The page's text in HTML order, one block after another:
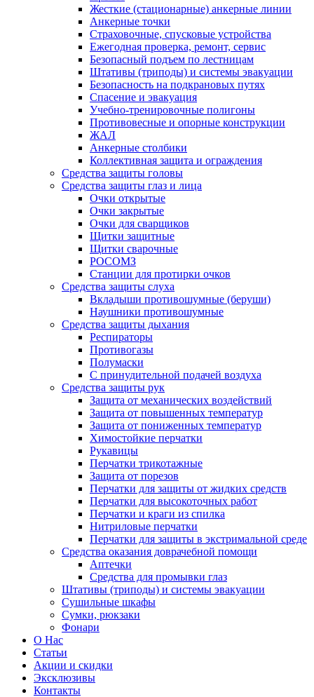
Жесткие (стационарные) анкерные линии
Анкерные точки
Страховочные, спусковые устройства
Ежегодная проверка, ремонт, сервис
Безопасный подъем по лестницам
Штативы (триподы) и системы эвакуации
Безопасность на подкрановых путях
Спасение и эвакуация
Учебно-тренировочные полигоны
Противовесные и опорные конструкции
ЖАЛ
Анкерные столбики
Коллективная защита и ограждения
Средства защиты головы
Средства защиты глаз и лица
Очки открытые
Очки закрытые
Очки для сварщиков
Щитки защитные
Щитки сварочные
РОСОМЗ
Станции для протирки очков
Средства защиты слуха
Вкладыши противошумные (беруши)
Наушники противошумные
Средства защиты дыхания
Респираторы
Противогазы
Полумаски
С принудительной подачей воздуха
Средства защиты рук
Защита от механических воздействий
Защита от повышенных температур
Защита от пониженных температур
Химостойкие перчатки
Рукавицы
Перчатки трикотажные
Защита от порезов
Перчатки для защиты от жидких средств
Перчатки для высокоточных работ
Перчатки и краги из спилка
Нитриловые перчатки
Перчатки для защиты в экстримальной среде
Средства оказания доврачебной помощи
Аптечки
Средства для промывки глаз
Штативы (триподы) и системы эвакуации
Сушильные шкафы
Сумки, рюкзаки
Фонари
О Нас
Статьи
Акции и скидки
Эксклюзивы
Контакты